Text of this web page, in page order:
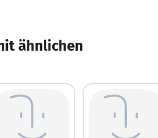
ähnlichen